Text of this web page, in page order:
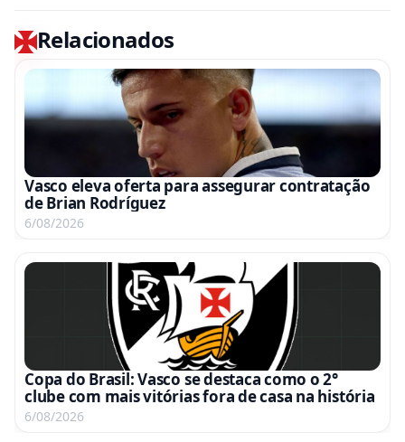
Relacionados
Vasco eleva oferta para assegurar contratação
de Brian Rodríguez
6/08/2026
Copa do Brasil: Vasco se destaca como o 2°
clube com mais vitórias fora de casa na história
6/08/2026